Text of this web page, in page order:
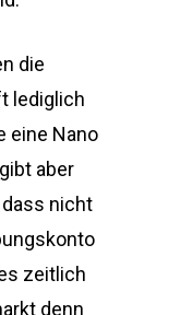
die
lediglich
eine Nano
aber
dass nicht
zeitlich
denn